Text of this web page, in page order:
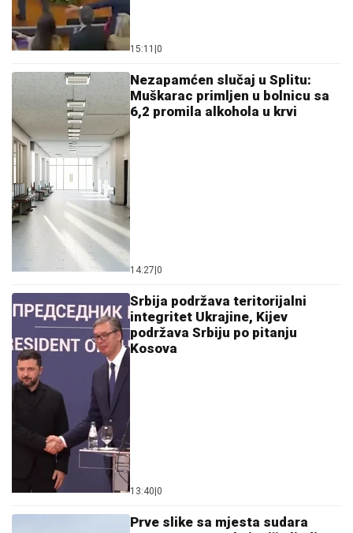
15:11 0
Nezapamćen slučaj u Splitu:
Muškarac primljen u bolnicu sa
6,2 promila alkohola u krvi
14:27 0
Srbija podržava teritorijalni
integritet Ukrajine, Kijev
podržava Srbiju po pitanju
Kosova
13:40 0
Prve slike sa mjesta sudara